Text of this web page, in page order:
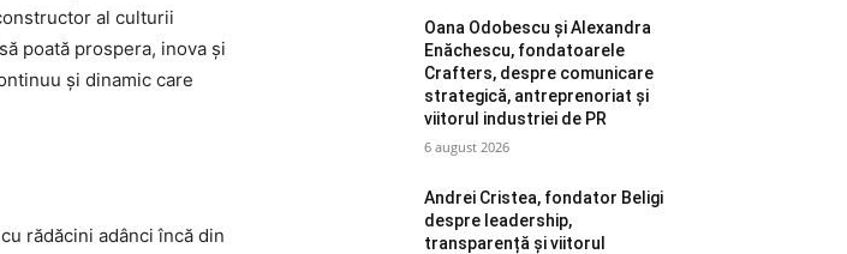
al culturii
poată prospera, inova și
și dinamic care
rădăcini adânci încă din
Oana Odobescu și Alexandra
Enăchescu, fondatoarele
Crafters, despre comunicare
strategică, antreprenoriat și
viitorul industriei de PR
6 august 2026
Andrei Cristea, fondator Beligi
despre leadership,
transparență și viitorul